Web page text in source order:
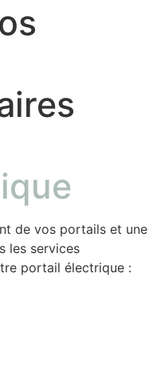
de vos portails et une
les services
portail électrique :